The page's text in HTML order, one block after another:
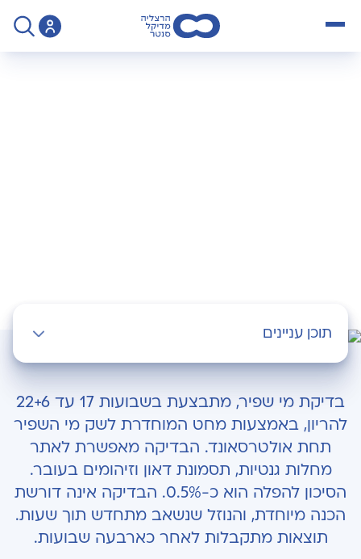
תוכן עניינים
למי הבדיקה מיועדת?
מה הבדיקה מגלה?
מתי עושים את הבדיקה?
הכנה לבדיקה
מהלך הבדיקה
בדיקת מי שפיר, מתבצעת בשבועות 17 עד 22+6
להריון, באמצעות מחט המוחדרת לשק מי השפיר
תחת אולטרסאונד. הבדיקה מאפשרת לאתר
מחלות גנטיות, תסמונת דאון וזיהומים בעובר.
הסיכון להפלה הוא כ-0.5%. הבדיקה אינה דורשת
הכנה מיוחדת, והנוזל שנשאב מתחדש תוך שעות.
תוצאות מתקבלות לאחר כארבעה שבועות.